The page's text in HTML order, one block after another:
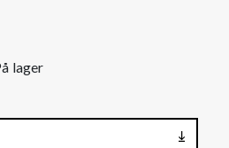
lager